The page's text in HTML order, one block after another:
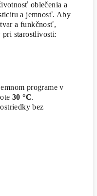
oblečenia a
a jemnosť. Aby
a funkčnosť,
pri starostlivosti:
programe v
30 °C.
bez